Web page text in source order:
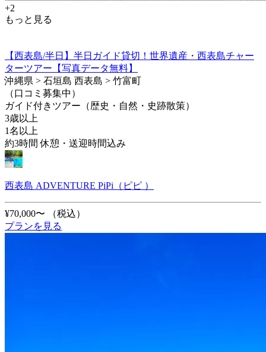
+2
もっと見る
【西表島/半日】半日ガイド貸切！世界遺産・西表島チャー
ターツアー【写真データ無料】
沖縄県 > 石垣島 西表島 > 竹富町
（口コミ募集中）
ガイド付きツアー（歴史・自然・史跡散策）
3歳以上
1名以上
約3時間 休憩・送迎時間込み
西表島 ADVENTURE PiPi（ピピ ）
¥70,000〜
（税込）
プランを見る